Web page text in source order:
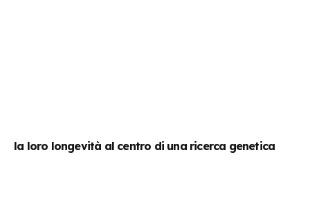
la loro longevità al centro di una ricerca genetica